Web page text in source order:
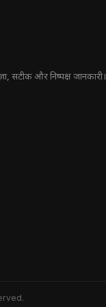
सटीक और निष्पक्ष जानकारी।